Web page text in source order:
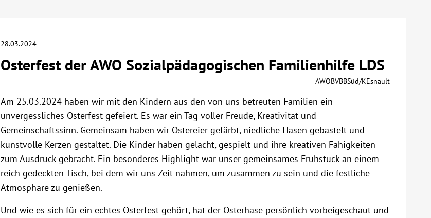
28.03.2024
Osterfest der AWO Sozialpädagogischen Familienhilfe LDS
AWOBVBBSüd/KEsnault
Am 25.03.2024 haben wir mit den Kindern aus den von uns betreuten Familien ein
unvergessliches Osterfest gefeiert. Es war ein Tag voller Freude, Kreativität und
Gemeinschaftssinn. Gemeinsam haben wir Ostereier gefärbt, niedliche Hasen gebastelt und
kunstvolle Kerzen gestaltet. Die Kinder haben gelacht, gespielt und ihre kreativen Fähigkeiten
zum Ausdruck gebracht. Ein besonderes Highlight war unser gemeinsames Frühstück an einem
reich gedeckten Tisch, bei dem wir uns Zeit nahmen, um zusammen zu sein und die festliche
Atmosphäre zu genießen.
Und wie es sich für ein echtes Osterfest gehört, hat der Osterhase persönlich vorbeigeschaut und